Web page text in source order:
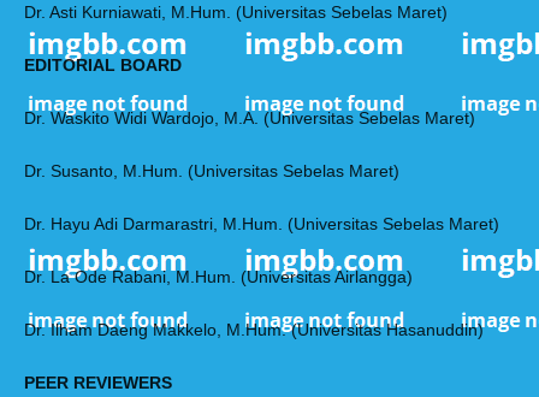
Dr. Asti Kurniawati, M.Hum. (Universitas Sebelas Maret)
EDITORIAL BOARD
Dr. Waskito Widi Wardojo, M.A. (Universitas Sebelas Maret)
Dr. Susanto, M.Hum. (Universitas Sebelas Maret)
Dr. Hayu Adi Darmarastri, M.Hum. (Universitas Sebelas Maret)
Dr. La Ode Rabani, M.Hum. (Universitas Airlangga)
Dr. Ilham Daeng Makkelo, M.Hum. (Universitas Hasanuddin)
PEER REVIEWERS